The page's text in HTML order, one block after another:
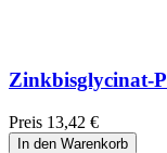
Zinkbisglycinat-
Preis 13,42 €
In den Warenkorb